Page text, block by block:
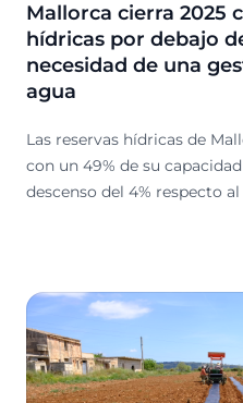
Mallorca cierra 2025
hídricas por debajo
necesidad de una
agua
Las reservas hídricas de
con un 49% de su
descenso del 4% respecto